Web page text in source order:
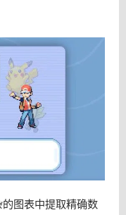
图表中提取精确数